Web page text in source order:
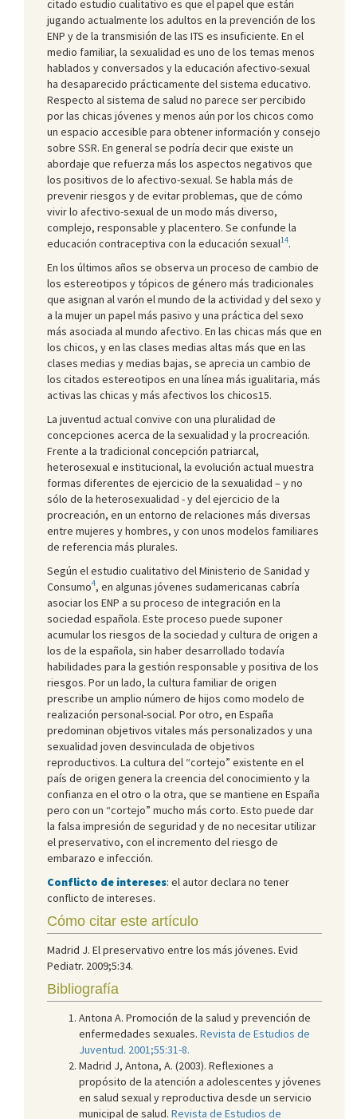
citado estudio cualitativo es que el papel que están
jugando actualmente los adultos en la prevención de los
ENP y de la transmisión de las ITS es insuficiente. En el
medio familiar, la sexualidad es uno de los temas menos
hablados y conversados y la educación afectivo-sexual
ha desaparecido prácticamente del sistema educativo.
Respecto al sistema de salud no parece ser percibido
por las chicas jóvenes y menos aún por los chicos como
un espacio accesible para obtener información y consejo
sobre SSR. En general se podría decir que existe un
abordaje que refuerza más los aspectos negativos que
los positivos de lo afectivo-sexual. Se habla más de
prevenir riesgos y de evitar problemas, que de cómo
vivir lo afectivo-sexual de un modo más diverso,
complejo, responsable y placentero. Se confunde la
educación contraceptiva con la educación sexual14.
En los últimos años se observa un proceso de cambio de
los estereotipos y tópicos de género más tradicionales
que asignan al varón el mundo de la actividad y del sexo y
a la mujer un papel más pasivo y una práctica del sexo
más asociada al mundo afectivo. En las chicas más que en
los chicos, y en las clases medias altas más que en las
clases medias y medias bajas, se aprecia un cambio de
los citados estereotipos en una línea más igualitaria, más
activas las chicas y más afectivos los chicos15.
La juventud actual convive con una pluralidad de
concepciones acerca de la sexualidad y la procreación.
Frente a la tradicional concepción patriarcal,
heterosexual e institucional, la evolución actual muestra
formas diferentes de ejercicio de la sexualidad – y no
sólo de la heterosexualidad - y del ejercicio de la
procreación, en un entorno de relaciones más diversas
entre mujeres y hombres, y con unos modelos familiares
de referencia más plurales.
Según el estudio cualitativo del Ministerio de Sanidad y
Consumo4, en algunas jóvenes sudamericanas cabría
asociar los ENP a su proceso de integración en la
sociedad española. Este proceso puede suponer
acumular los riesgos de la sociedad y cultura de origen a
los de la española, sin haber desarrollado todavía
habilidades para la gestión responsable y positiva de los
riesgos. Por un lado, la cultura familiar de origen
prescribe un amplio número de hijos como modelo de
realización personal-social. Por otro, en España
predominan objetivos vitales más personalizados y una
sexualidad joven desvinculada de objetivos
reproductivos. La cultura del “cortejo” existente en el
país de origen genera la creencia del conocimiento y la
confianza en el otro o la otra, que se mantiene en España
pero con un “cortejo” mucho más corto. Esto puede dar
la falsa impresión de seguridad y de no necesitar utilizar
el preservativo, con el incremento del riesgo de
embarazo e infección.
Conflicto de intereses: el autor declara no tener
conflicto de intereses.
Cómo citar este artículo
Madrid J. El preservativo entre los más jóvenes. Evid
Pediatr. 2009;5:34.
Bibliografía
Antona A. Promoción de la salud y prevención de
enfermedades sexuales. Revista de Estudios de
Juventud. 2001;55:31-8.
Madrid J, Antona, A. (2003). Reflexiones a
propósito de la atención a adolescentes y jóvenes
en salud sexual y reproductiva desde un servicio
municipal de salud. Revista de Estudios de